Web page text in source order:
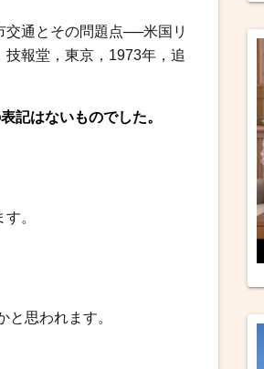
交通とその問題点──米国リ
報堂，東京，1973年，追
記はないものでした。
。
思われます。